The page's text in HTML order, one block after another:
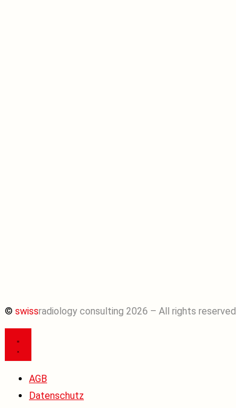
© swissradiology consulting 2026 – All rights reserved.
AGB
Datenschutz